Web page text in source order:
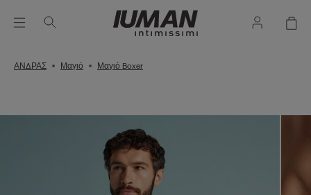
ΑΝΔΡΑΣ Μαγιό Μαγιό Boxer